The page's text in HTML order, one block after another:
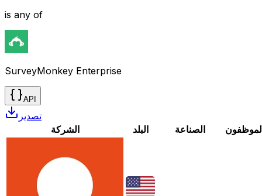
is any of
SurveyMonkey Enterprise
API
تصدير
الشركة
البلد الصناعة